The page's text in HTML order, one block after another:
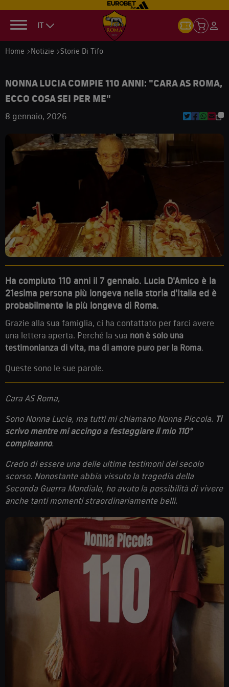
IT
Home Notizie Storie Di Tifo
NONNA LUCIA COMPIE 110 ANNI: "CARA AS ROMA,
ECCO COSA SEI PER ME"
8 gennaio, 2026
Ha compiuto 110 anni il 7 gennaio. Lucia D'Amico è la
21esima persona più longeva nella storia d'Italia ed è
probabilmente la più longeva di Roma.
Grazie alla sua famiglia, ci ha contattato per farci avere
una lettera aperta. Perché la sua non è solo una
testimonianza di vita, ma di amore puro per la Roma.
Queste sono le sue parole.
Cara AS Roma,
Sono Nonna Lucia, ma tutti mi chiamano Nonna Piccola. Ti
scrivo mentre mi accingo a festeggiare il mio 110°
compleanno.
Credo di essere una delle ultime testimoni del secolo
scorso. Nonostante abbia vissuto la tragedia della
Seconda Guerra Mondiale, ho avuto la possibilità di vivere
anche tanti momenti straordinariamente belli.